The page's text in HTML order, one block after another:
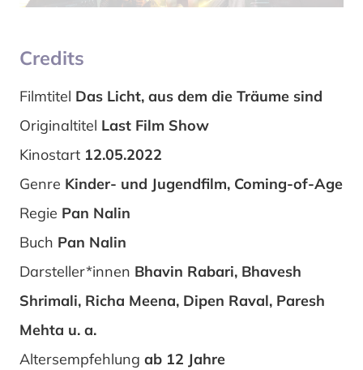
Credits
Filmtitel Das Licht, aus dem die Träume sind
Originaltitel Last Film Show
Kinostart 12.05.2022
Genre Kinder- und Jugendfilm, Coming-of-Age
Regie Pan Nalin
Buch Pan Nalin
Darsteller*innen Bhavin Rabari, Bhavesh
Shrimali, Richa Meena, Dipen Raval, Paresh
Mehta u. a.
Altersempfehlung ab 12 Jahre